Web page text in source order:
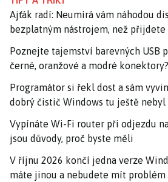
Ajťák radí: Neumírá vám náhodou
bezplatným nástrojem, než přijdete
Poznejte tajemství barevných USB
černé, oranžové a modré konektory?
Programátor si řekl dost a sám
dobrý čistič Windows tu ještě nebyl
Vypínáte Wi-Fi router při odjezdu
jsou důvody, proč byste měli
V říjnu 2026 končí jedna verze
máte jinou a nebudete mít problém